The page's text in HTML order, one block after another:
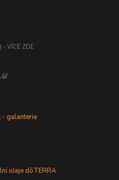
- VÍCE ZDE
- galanterie
oleje dōTERRA